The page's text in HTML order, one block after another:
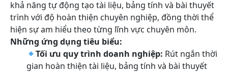
khả năng tự động tạo tài liệu, bảng tính và bài thuyết
trình với độ hoàn thiện chuyên nghiệp, đồng thời thể
hiện sự am hiểu theo từng lĩnh vực chuyên môn.
Những ứng dụng tiêu biểu:
Tối ưu quy trình doanh nghiệp: Rút ngắn thời
gian hoàn thiện tài liệu, bảng tính và bài thuyết